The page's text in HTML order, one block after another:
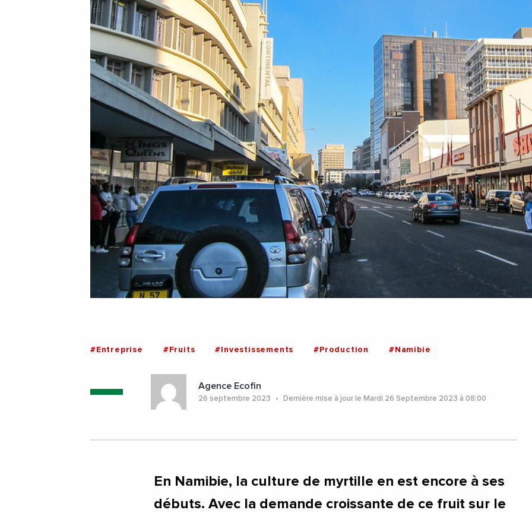
#Entreprise #Fruits #Investissements #Production #Namibie
Agence Ecofin
26 septembre 2023 Dernière mise à jour le Mardi 26 Septembre 2023 à 08:00
En Namibie, la culture de myrtille en est encore à ses
débuts. Avec la demande croissante de ce fruit sur le